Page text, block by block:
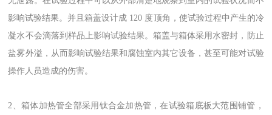
影响试验结果。并且箱盖设计成 120 度顶角，使试验过程中产生的冷
凝水不会滴落到样品上影响试验结果。箱盖与箱体采用水密封，防止
盐雾外溢，从而影响试验结果和腐蚀室内其它设备，甚至可能对试验
操作人员造成的伤害。
2、箱体加热管全部采用钛合金加热管，在试验箱底板大范围铺管，